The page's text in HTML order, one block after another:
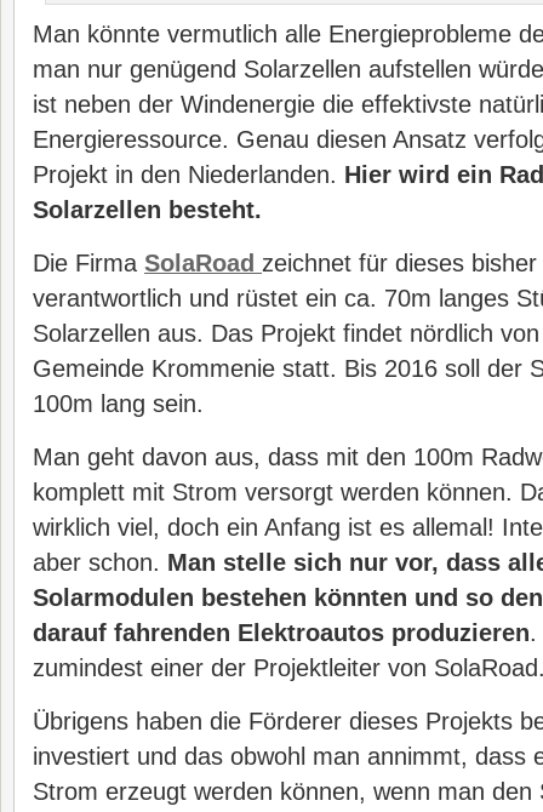
Man könnte vermutlich alle Energieprobleme
man nur genügend Solarzellen aufstellen
ist neben der Windenergie die effektivste
Energieressource. Genau diesen Ansatz
Projekt in den Niederlanden. Hier wird ein
Solarzellen besteht.
Die Firma SolaRoad zeichnet für dieses
verantwortlich und rüstet ein ca. 70m langes
Solarzellen aus. Das Projekt findet nördlich
Gemeinde Krommenie statt. Bis 2016 soll der
100m lang sein.
Man geht davon aus, dass mit den 100m
komplett mit Strom versorgt werden können.
wirklich viel, doch ein Anfang ist es allemal!
aber schon. Man stelle sich nur vor, dass
Solarmodulen bestehen könnten und so
darauf fahrenden Elektroautos produzieren.
zumindest einer der Projektleiter von
Übrigens haben die Förderer dieses Projekts
investiert und das obwohl man annimmt, dass
Strom erzeugt werden können, wenn man den